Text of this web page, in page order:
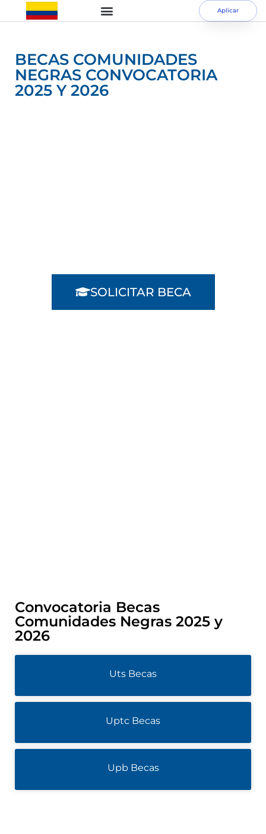
Aplicar
BECAS COMUNIDADES
NEGRAS CONVOCATORIA
2025 Y 2026
SOLICITAR BECA
Convocatoria Becas
Comunidades Negras 2025 y
2026
Uts Becas
Uptc Becas
Upb Becas